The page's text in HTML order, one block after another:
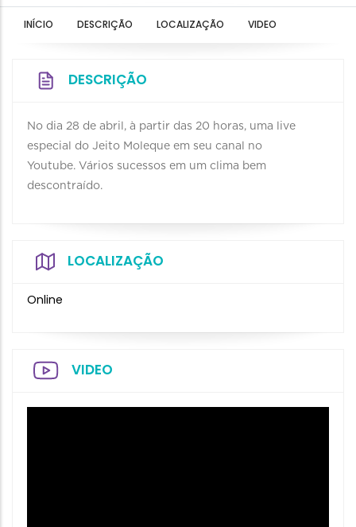
INÍCIO DESCRIÇÃO LOCALIZAÇÃO VIDEO
DESCRIÇÃO
No dia 28 de abril, à partir das 20 horas, uma live
especial do Jeito Moleque em seu canal no
Youtube. Vários sucessos em um clima bem
descontraído.
LOCALIZAÇÃO
Online
VIDEO